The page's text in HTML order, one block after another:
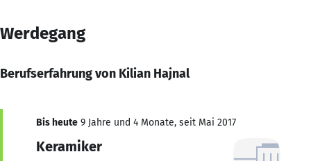
Werdegang
Berufserfahrung von Kilian Hajnal
Bis heute 9 Jahre und 4 Monate, seit Mai 2017
Keramiker